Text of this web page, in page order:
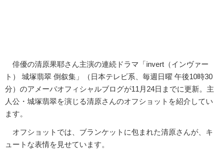
俳優の清原果耶さん主演の連続ドラマ「invert（インヴァー
ト） 城塚翡翠 倒叙集」（日本テレビ系、毎週日曜 午後10時30
分）のアメーバオフィシャルブログが11月24日までに更新。主
人公・城塚翡翠を演じる清原さんのオフショットを紹介してい
ます。
オフショットでは、ブランケットに包まれた清原さんが、キ
ュートな表情を見せています。